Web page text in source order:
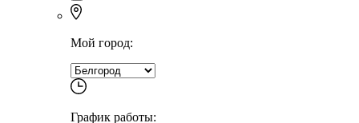
Мой город:
График работы: